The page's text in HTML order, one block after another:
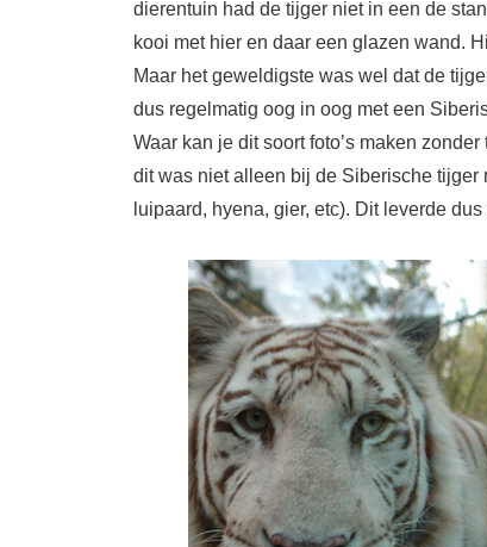
dierentuin had de tijger niet in een de
kooi met hier en daar een glazen wand.
Maar het geweldigste was wel dat de
dus regelmatig oog in oog met een
Waar kan je dit soort foto’s maken
dit was niet alleen bij de Siberische tijger
luipaard, hyena, gier, etc). Dit leverde